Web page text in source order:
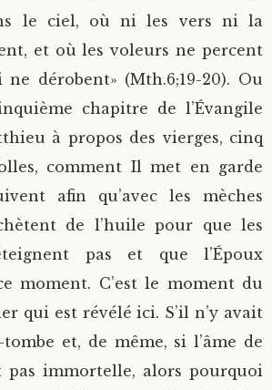
le ciel, où ni les vers ni la
et où les voleurs ne percent
dérobent» (Mth.6;19-20). Ou
chapitre de l’Évangile
à propos des vierges, cinq
comment Il met en garde
afin qu’avec les mèches
de l’huile pour que les
pas et que l’Époux
moment. C’est le moment du
qui est révélé ici. S’il n’y avait
et, de même, si l’âme de
pas immortelle, alors pourquoi